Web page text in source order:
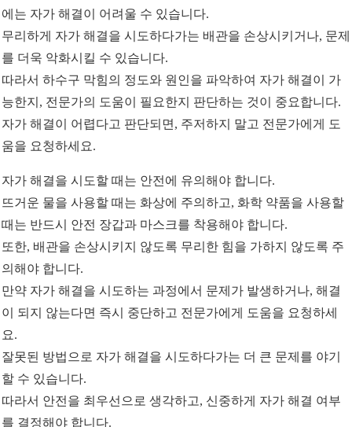
에는 자가 해결이 어려울 수 있습니다.
무리하게 자가 해결을 시도하다가는 배관을 손상시키거나, 문제
를 더욱 악화시킬 수 있습니다.
따라서 하수구 막힘의 정도와 원인을 파악하여 자가 해결이 가
능한지, 전문가의 도움이 필요한지 판단하는 것이 중요합니다.
자가 해결이 어렵다고 판단되면, 주저하지 말고 전문가에게 도
움을 요청하세요.
자가 해결을 시도할 때는 안전에 유의해야 합니다.
뜨거운 물을 사용할 때는 화상에 주의하고, 화학 약품을 사용할
때는 반드시 안전 장갑과 마스크를 착용해야 합니다.
또한, 배관을 손상시키지 않도록 무리한 힘을 가하지 않도록 주
의해야 합니다.
만약 자가 해결을 시도하는 과정에서 문제가 발생하거나, 해결
이 되지 않는다면 즉시 중단하고 전문가에게 도움을 요청하세
요.
잘못된 방법으로 자가 해결을 시도하다가는 더 큰 문제를 야기
할 수 있습니다.
따라서 안전을 최우선으로 생각하고, 신중하게 자가 해결 여부
를 결정해야 합니다.